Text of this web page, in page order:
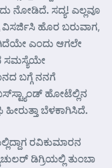
ನೋಡಿದೆ. ಸದ್ಯ! ಎಲ್ಲವೂ
ವಿಸರ್ಜಿಸಿ ಹೊರ ಬರುವಾಗ,
ಎಂದು ಆಗಲೇ
ಸಮಸ್ಯೆಯೇ
ಬಗ್ಗೆ ನನಗೆ
ಹೋಟೆಲ್ಲಿನ
ಬೆಳಕಾಗಿಸಿದೆ.
ರವಿಕುಮಾರನ
ಡಿಗ್ರಿಯಲ್ಲಿ ತುಂಬಾ